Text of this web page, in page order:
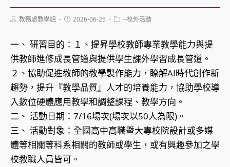
Post教務處教學組
Post2026-06-25
Post--校外活動
一、 研習目的：１、提昇學校教師專業教學能力與提
供教師進修成長管道與提供學生課外學習成長管道。
２、協助促進教師的教學製作能力，瞭解AI時代創作新
趨勢，提升『教學品質』人才的培養能力，協助學校導
入數位硬體應用教學和調整課程、教學方向。
二、 活動日期：7/16場次(場次以50人為限)。
三、 活動對象：全國高中高職暨大專校院設計或多媒
體等相關等科系相關的教師或學生，或有興趣參加之學
校教職人員皆可。